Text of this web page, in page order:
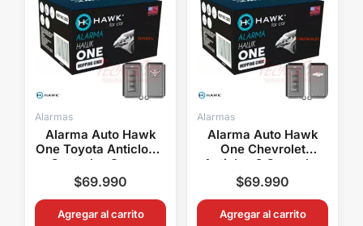
Alarmas
Alarma Auto Hawk
One Toyota Anticlon 2
Controles Sensor
Impacto 1SA3TY
$69.990
Agregar al carrito
Alarmas
Alarma Auto Hawk
One Chevrolet
Anticlon 2 Controles
Sensor Impacto
1SA3CH
$69.990
Agregar al carrito